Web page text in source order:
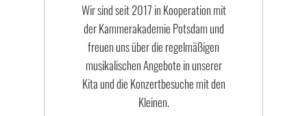
Wir sind seit 2017 in Kooperation mit
der Kammerakademie Potsdam und
freuen uns über die regelmäßigen
musikalischen Angebote in unserer
Kita und die Konzertbesuche mit den
Kleinen.